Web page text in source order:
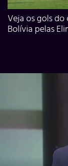
Veja os gols
Bolívia pelas